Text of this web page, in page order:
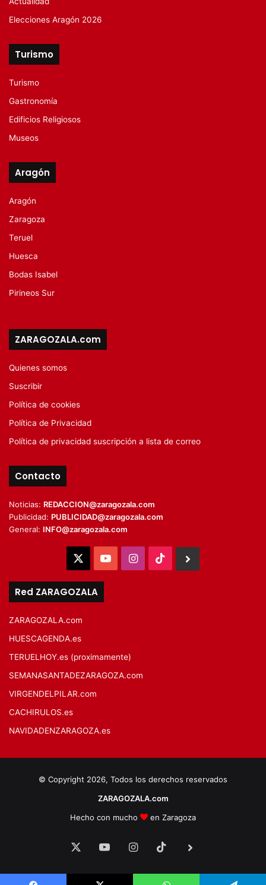
Elecciones Aragón 2026
Turismo
Turismo
Gastronomía
Edificios Religiosos
Museos
Aragón
Aragón
Zaragoza
Teruel
Huesca
Bodas Isabel
Pirineos Sur
ZARAGOZALA.com
Quienes somos
Suscribir
Política de cookies
Política de Privacidad
Política de privacidad suscripción a lista de correo
Contacto
Noticias: REDACCION@zaragozala.com
Publicidad: PUBLICIDAD@zaragozala.com
General: INFO@zaragozala.com
YouTubeInstagram
TikTok
Red ZARAGOZALA
ZARAGOZALA.com
HUESCAGENDA.es
TERUELHOY.es (proximamente)
SEMANASANTADEZARAGOZA.com
VIRGENDELPILAR.com
CACHIRULOS.es
NAVIDADENZARAGOZA.es
© Copyright 2026, Todos los derechos reservados
ZARAGOZALA.com
Hecho con mucho
en Zaragoza
YouTubeInstagram
TikTok